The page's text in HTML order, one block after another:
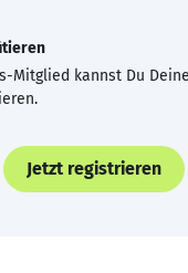
Mitglied kannst Du
Jetzt registrieren